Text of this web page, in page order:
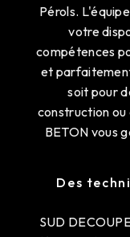
Pérols.
votre
compétences
et
soit pour
construction ou
BETON vous
Des
SUD